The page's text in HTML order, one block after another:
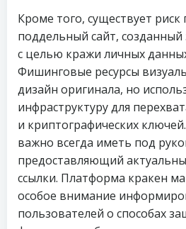
Кроме того, существует риск
поддельный сайт,
с целью кражи личных
Фишинговые ресурсы
дизайн оригинала, но
инфраструктуру для
и криптографических
важно всегда иметь под
предоставляющий
ссылки. Платформа кракен
особое внимание
пользователей о способах